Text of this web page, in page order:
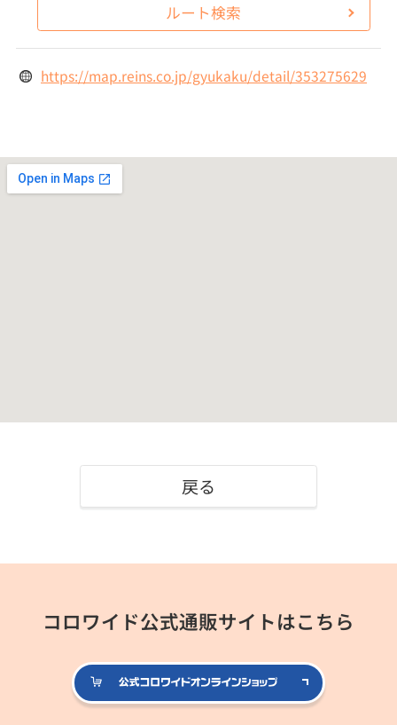
ルート検索
https://map.reins.co.jp/gyukaku/detail/353275629
戻る
コロワイド公式通販サイトはこちら
公式コロ